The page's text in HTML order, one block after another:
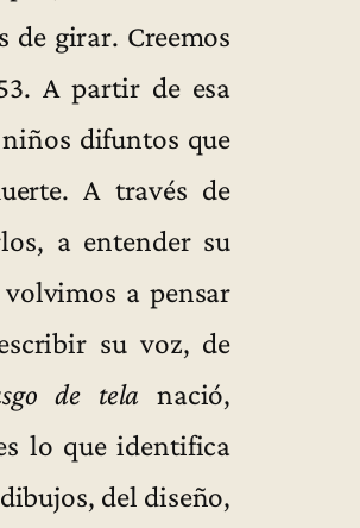
de girar. Creemos
A partir de esa
difuntos que
A través de
a entender su
a pensar
su voz, de
de tela nació,
lo que identifica
del diseño,